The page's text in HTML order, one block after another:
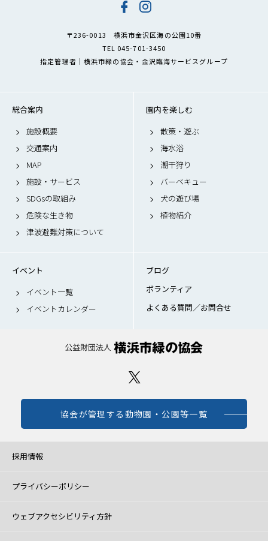
〒236-0013 横浜市金沢区海の公園10番
TEL 045-701-3450
指定管理者｜横浜市緑の協会・金沢臨海サービスグループ
総合案内
施設概要
交通案内
MAP
施設・サービス
SDGsの取組み
危険な生き物
津波避難対策について
園内を楽しむ
散策・遊ぶ
海水浴
潮干狩り
バーベキュー
犬の遊び場
植物紹介
イベント
イベント一覧
イベントカレンダー
ブログ
ボランティア
よくある質問／お問合せ
協会が管理する動物園・公園等一覧
採用情報
プライバシーポリシー
ウェブアクセシビリティ方針